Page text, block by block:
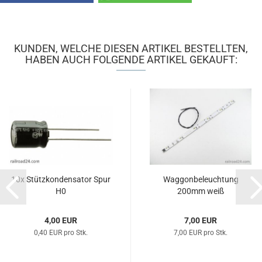
KUNDEN, WELCHE DIESEN ARTIKEL BESTELLTEN,
HABEN AUCH FOLGENDE ARTIKEL GEKAUFT:
10x Stützkondensator Spur
H0
4,00 EUR
0,40 EUR pro Stk.
Waggonbeleuchtung
200mm weiß
7,00 EUR
7,00 EUR pro Stk.